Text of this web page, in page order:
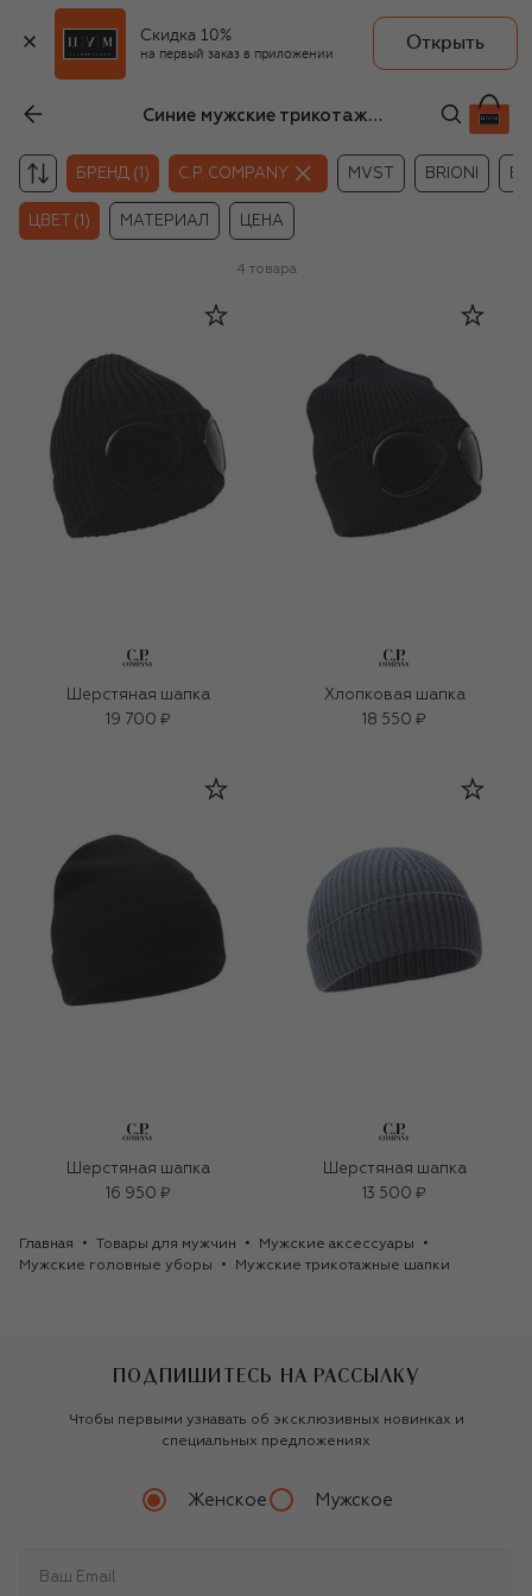
Скидка 10%
на первый заказ в приложении
Открыть
Синие мужские трикотажные головные уборы C.P. Company
БРЕНД (1) C.P. COMPANY MVST BRIONI
ЦВЕТ (1) МАТЕРИАЛ ЦЕНА
4 товара
Шерстяная шапка
19 700 ₽
Хлопковая шапка
18 550 ₽
Шерстяная шапка
16 950 ₽
Шерстяная шапка
13 500 ₽
Главная Товары для мужчин
Мужские аксессуары
Мужские головные уборы
Мужские трикотажные шапки
ПОДПИШИТЕСЬ НА РАССЫЛКУ
Чтобы первыми узнавать об эксклюзивных новинках и
специальных предложениях
Женское Мужское